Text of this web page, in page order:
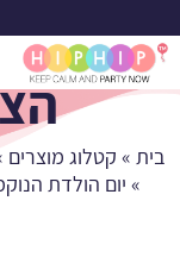
בית » קטלוג מוצרים
» יום הולדת